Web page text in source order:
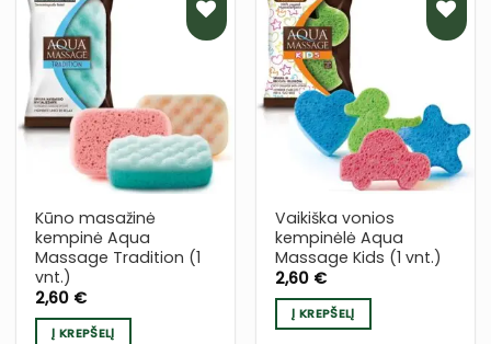
SĄRAŠĄ
Kūno masažinė
kempinė Aqua
Massage Tradition (1
vnt.)
2,60 €
Į KREPŠELĮ
SĄRAŠĄ
Vaikiška vonios
kempinėlė Aqua
Massage Kids (1 vnt.)
2,60 €
Į KREPŠELĮ